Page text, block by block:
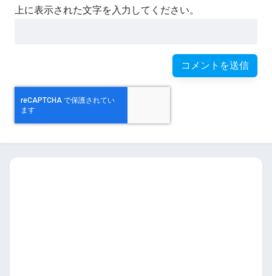
上に表示された文字を入力してください。